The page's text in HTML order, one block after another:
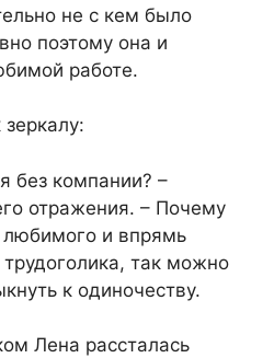
не с кем было
поэтому она и
работе.
без компании? –
отражения. – Почему
и впрямь
так можно
к одиночеству.
Лена рассталась